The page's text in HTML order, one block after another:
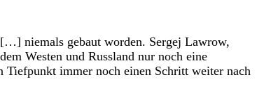
niemals gebaut worden. Sergej Lawrow,
Westen und Russland nur noch eine
immer noch einen Schritt weiter nach